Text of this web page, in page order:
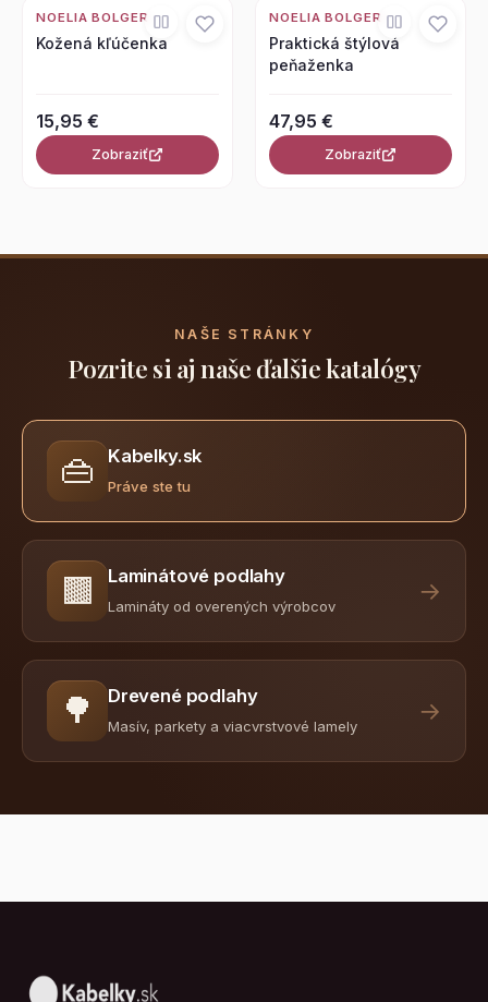
NOELIA BOLGER
Kožená kľúčenka
15,95 €
Zobraziť
NOELIA BOLGER
Praktická štýlová
peňaženka
47,95 €
Zobraziť
NAŠE STRÁNKY
Pozrite si aj naše ďalšie katalógy
👜 Kabelky.sk
Práve ste tu
🟫 Laminátové podlahy
Lamináty od overených výrobcov
→
🌳 Drevené podlahy
Masív, parkety a viacvrstvové lamely
→